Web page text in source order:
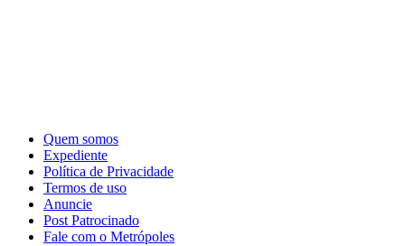
Quem somos
Expediente
Política de Privacidade
Termos de uso
Anuncie
Post Patrocinado
Fale com o Metrópoles